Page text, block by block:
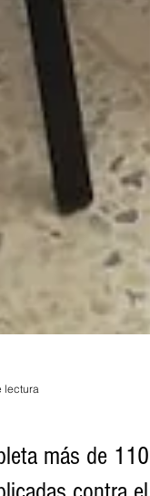
más de 110